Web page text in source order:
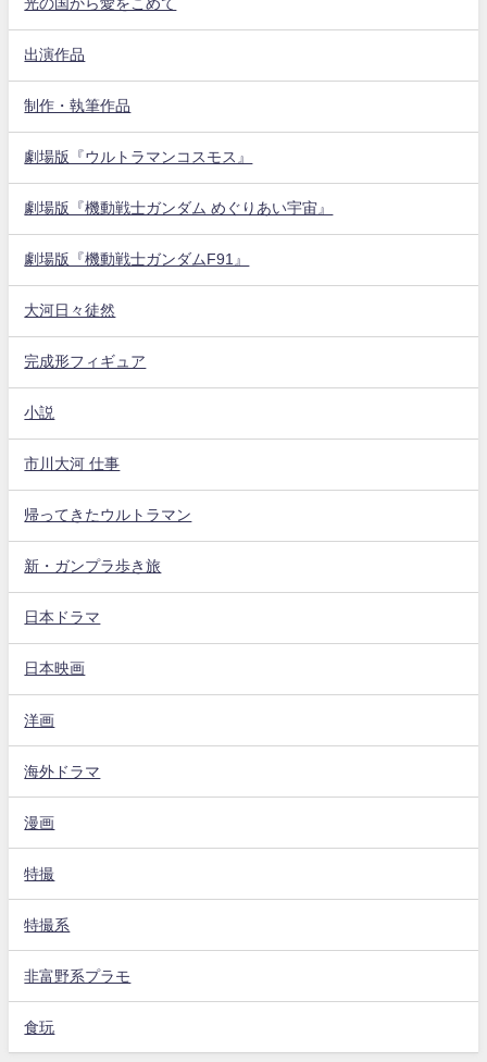
光の国から愛をこめて
出演作品
制作・執筆作品
劇場版『ウルトラマンコスモス』
劇場版『機動戦士ガンダム めぐりあい宇宙』
劇場版『機動戦士ガンダムF91』
大河日々徒然
完成形フィギュア
小説
市川大河 仕事
帰ってきたウルトラマン
新・ガンプラ歩き旅
日本ドラマ
日本映画
洋画
海外ドラマ
漫画
特撮
特撮系
非富野系プラモ
食玩